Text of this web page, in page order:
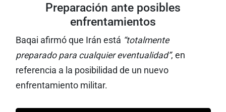
Preparación ante posibles
enfrentamientos
Baqai afirmó que Irán está “totalmente
preparado para cualquier eventualidad”, en
referencia a la posibilidad de un nuevo
enfrentamiento militar.